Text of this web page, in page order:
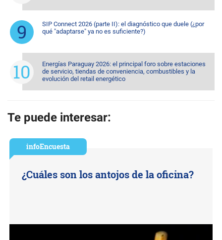
SIP Connect 2026 (parte II): el diagnóstico que duele (¿por
qué "adaptarse" ya no es suficiente?)
Energías Paraguay 2026: el principal foro sobre estaciones
de servicio, tiendas de conveniencia, combustibles y la
evolución del retail energético
Te puede interesar:
infoEncuesta
¿Cuáles son los antojos de la oficina?